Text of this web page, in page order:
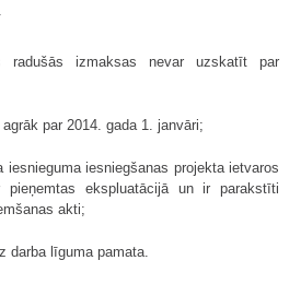
radušās izmaksas nevar uzskatīt par
par 2014. gada 1. janvāri;
iesnieguma iesniegšanas projekta ietvaros
ekspluatācijā un ir parakstīti
akti;
darba līguma pamata.